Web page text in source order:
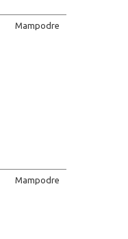
Mampodre
Mampodre